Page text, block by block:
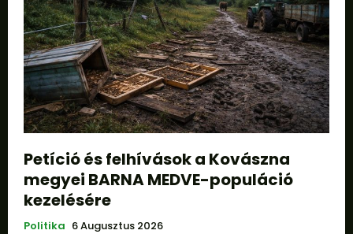
Petíció és felhívások a Kovászna
megyei BARNA MEDVE-populáció
kezelésére
Politika 6 Augusztus 2026